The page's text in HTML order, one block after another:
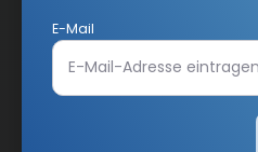
E-Mail